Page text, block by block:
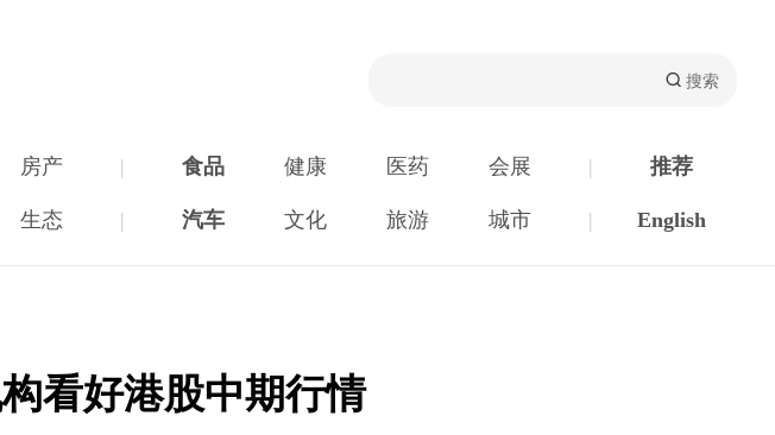
房产 | 食品 健康 医药 会展 | 推荐
生态 | 汽车 文化 旅游 城市 | English
看好港股中期行情